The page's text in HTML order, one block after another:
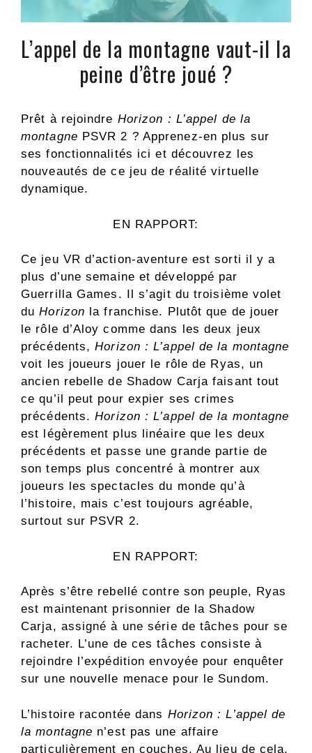
L’appel de la montagne vaut-il la
peine d’être joué ?
Prêt à rejoindre Horizon : L’appel de la
montagne PSVR 2 ? Apprenez-en plus sur
ses fonctionnalités ici et découvrez les
nouveautés de ce jeu de réalité virtuelle
dynamique.
EN RAPPORT:
Ce jeu VR d’action-aventure est sorti il ​​y a
plus d’une semaine et développé par
Guerrilla Games. Il s’agit du troisième volet
duHorizon
la franchise. Plutôt que de jouer
le rôle d’Aloy comme dans les deux jeux
précédents,Horizon : L’appel de la montagne
voit les joueurs jouer le rôle de Ryas, un
ancien rebelle de Shadow Carja faisant tout
ce qu’il peut pour expier ses crimes
précédents.Horizon : L’appel de la montagne
est légèrement plus linéaire que les deux
précédents et passe une grande partie de
son temps plus concentré à montrer aux
joueurs les spectacles du monde qu’à
l’histoire, mais c’est toujours agréable,
surtout sur PSVR 2.
EN RAPPORT:
Après s’être rebellé contre son peuple, Ryas
est maintenant prisonnier de la Shadow
Carja, assigné à une série de tâches pour se
racheter. L’une de ces tâches consiste à
rejoindre l’expédition envoyée pour enquêter
sur une nouvelle menace pour le Sundom.
L’histoire racontée dans Horizon : L’appel de
la montagne n’est pas une affaire
particulièrement en couches. Au lieu de cela,